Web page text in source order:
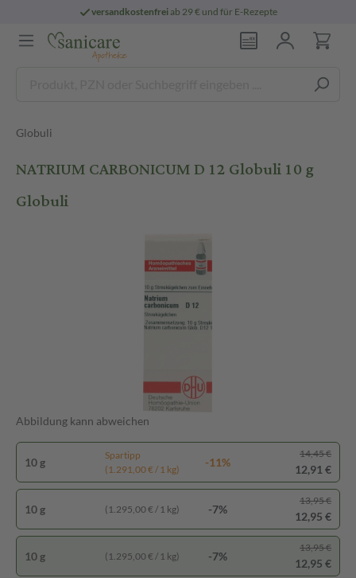
versandkostenfreiab 29 € und für E-Rezepte
Globuli
NATRIUM CARBONICUM D 12 Globuli 10 g
Globuli
Abbildung kann abweichen
10 g
Spartipp
(1.291,00 € / 1 kg)
-11%
14,45 €
12,91 €
10 g (1.295,00 € / 1 kg) -7%
13,95 €
12,95 €
10 g (1.295,00 € / 1 kg) -7%
13,95 €
12,95 €